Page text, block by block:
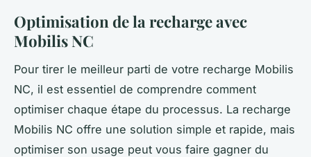
Optimisation de la recharge avec
Mobilis NC
Pour tirer le meilleur parti de votre recharge Mobilis
NC, il est essentiel de comprendre comment
optimiser chaque étape du processus. La recharge
Mobilis NC offre une solution simple et rapide, mais
optimiser son usage peut vous faire gagner du